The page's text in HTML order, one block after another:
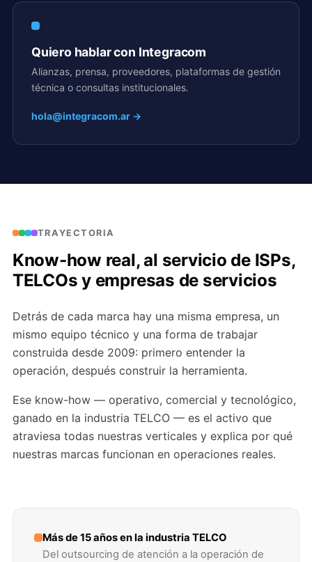
Quiero hablar con Integracom
Alianzas, prensa, proveedores, plataformas de gestión
técnica o consultas institucionales.
hola@integracom.ar →
TRAYECTORIA
Know-how real, al servicio de ISPs,
TELCOs y empresas de servicios
Detrás de cada marca hay una misma empresa, un
mismo equipo técnico y una forma de trabajar
construida desde 2009: primero entender la
operación, después construir la herramienta.
Ese know-how — operativo, comercial y tecnológico,
ganado en la industria TELCO — es el activo que
atraviesa todas nuestras verticales y explica por qué
nuestras marcas funcionan en operaciones reales.
Más de 15 años en la industria TELCO
Del outsourcing de atención a la operación de